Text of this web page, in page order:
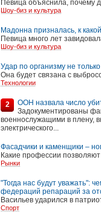
Певица объяснила, почему
Шоу-биз и культура
Мадонна призналась, к
Певица много лет
Шоу-биз и культура
Удар по организму не
Она будет связана с
Технологии
2
ООН назвала число
Задокументированы
военнослужащими в плену,
электрического...
Фасадчики и каменщики –
Какие профессии
Рынки
"Тогда нас будут уважать":
федераций репараций за
Васильев ударился в
Спорт